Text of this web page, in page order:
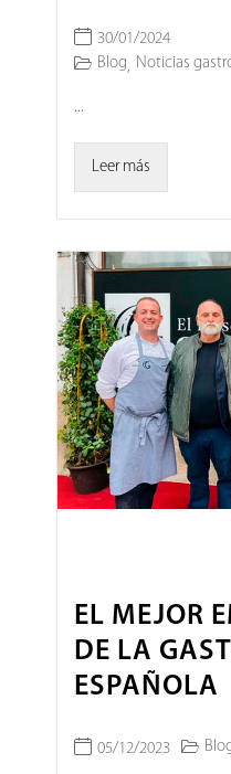
30/01/2024
Blog, Noticias
...
Leer más
EL MEJOR
DE LA
ESPAÑOLA
05/12/2023